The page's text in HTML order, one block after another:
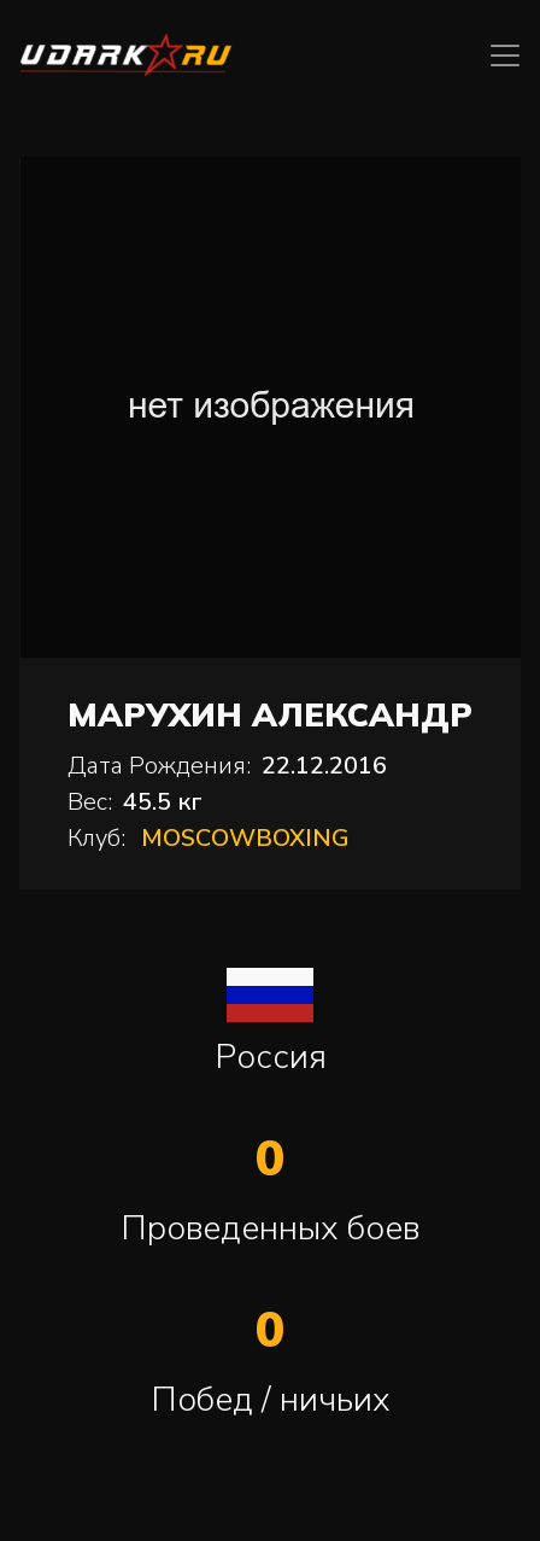
МАРУХИН АЛЕКСАНДР
Дата Рождения: 22.12.2016
Вес: 45.5 кг
Клуб: MOSCOWBOXING
Россия
0
Проведенных боев
0
Побед / ничьих